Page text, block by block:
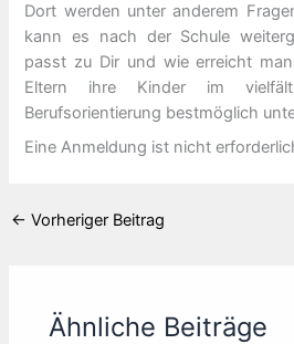
Dort werden unter anderem
kann es nach der Schule
passt zu Dir und wie erreicht man
Eltern ihre Kinder im
Berufsorientierung bestmöglich
Eine Anmeldung ist nicht
← Vorheriger Beitrag
Ähnliche Beiträge